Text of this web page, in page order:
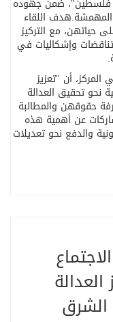
فلسطين"، ضمن جهوده
.هدف اللقاء
حياتهن، مع التركيز
وإشكاليات في
.
أن "تعزيز
نحو تحقيق العدالة
حقوقهن والمطالبة
عن أهمية هذه
والدفع نحو تعديلات
الشرق